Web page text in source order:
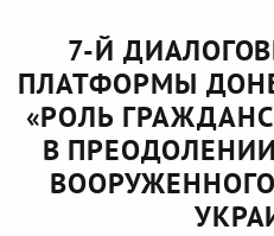
7-Й
ПЛАТФОРМЫ
«РОЛЬ
В